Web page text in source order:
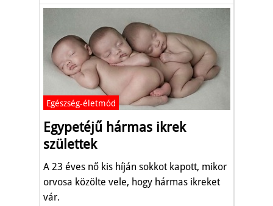
Egészség-életmód
Egypetéjű hármas ikrek
születtek
A 23 éves nő kis híján sokkot kapott, mikor
orvosa közölte vele, hogy hármas ikreket
vár.